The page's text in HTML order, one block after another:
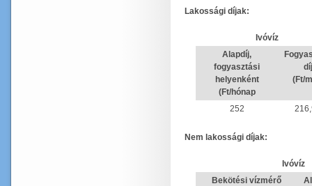
Lakossági díjak:
Ivóvíz
Alapdíj,
fogyasztási
helyenként
(Ft/hónap
díj
(Ft/m
252
Nem lakossági díjak:
Ivóvíz
Bekötési vízmérő